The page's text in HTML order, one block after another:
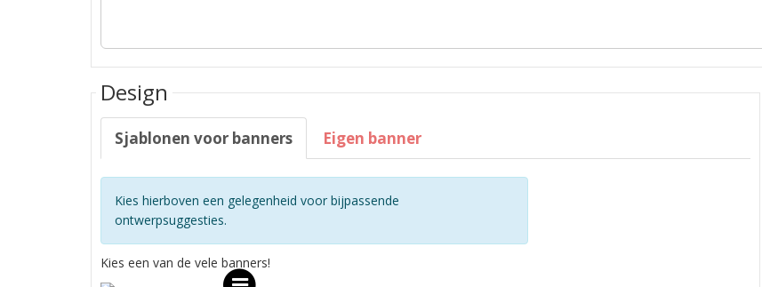
Design
Sjablonen voor banners Eigen banner
Kies hierboven een gelegenheid voor bijpassende
ontwerpsuggesties.
Kies een van de vele banners!